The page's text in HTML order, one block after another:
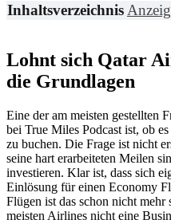
Inhaltsverzeichnis
Lohnt sich Qatar
die Grundlagen
Eine der am meisten gestellten
bei True Miles Podcast ist, ob
zu buchen. Die Frage ist nicht
seine hart erarbeiteten Meilen
investieren. Klar ist, dass sich
Einlösung für einen Economy
Flügen ist das schon nicht
meisten Airlines nicht eine